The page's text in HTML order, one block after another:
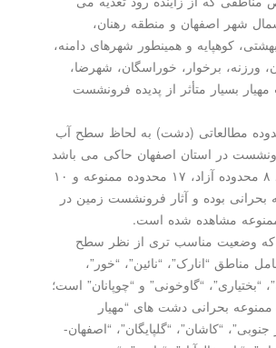
اصفهان و منطقه رهنان،
و همینطور شهرهای دامنه،
برخوار، خوراسگان، شهرضا،
متأثر از پدیده فرونشست
مطالعاتی (دشت) به لحاظ سطح آب
استان اصفهان حاکی می باشد
که از این تعداد ۸ محدوده آزاد، ۱۷ محدوده ممنوعه و ۱۰
بوده و آثار فرونشست زمین در
مناسب تری از نظر سطح
“انارک”، “نائین”، “خور”،
“گاوخونی” و “چوپانان” است؛
بحرانی دشت های “مهیار
“کاشان”، “گلپایگان”، “اصفهان-